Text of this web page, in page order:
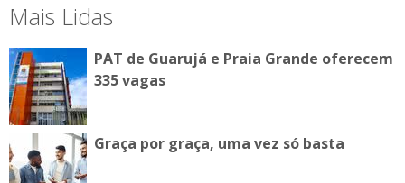
Mais Lidas
PAT de Guarujá e Praia Grande oferecem
335 vagas
Graça por graça, uma vez só basta